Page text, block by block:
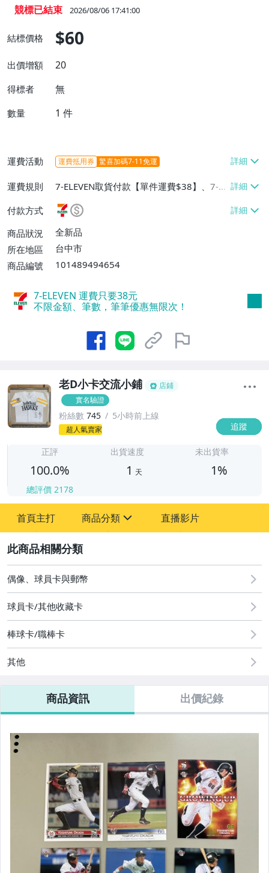
競標已結束 2026/08/06 17:41:00
結標價格 $60
出價增額 20
得標者 無
數量 1 件
運費活動 運費抵用券 驚喜加碼7-11免運
運費規則
7-ELEVEN取貨付款【單件運費$38】、7-EL
EVEN取貨不付款【單件運費$38】、宅配/
貨運【單件運費$60、消費滿$1000免運
費】、郵局掛號【單件運費$31、滿10件或
消費滿$700免運費】、低溫配送【單件運
付款方式
商品狀況
全新品
所在地區
台中市
商品編號
101489494654
7-ELEVEN 運費只要38元
不限金額、筆數，筆筆優惠無限次！
老D小卡交流小鋪
店鋪
實名驗證
粉絲數 745 5小時前上線
超人氣賣家 追蹤
正評
100.0%
總評價 2178
出貨速度
1 天
未出貨率
1%
首頁主打 商品分類
其它
直播影片
偶像、球員卡與郵幣
球員卡/其他收藏卡
棒球卡/職棒卡
其他
商品資訊 出價紀錄